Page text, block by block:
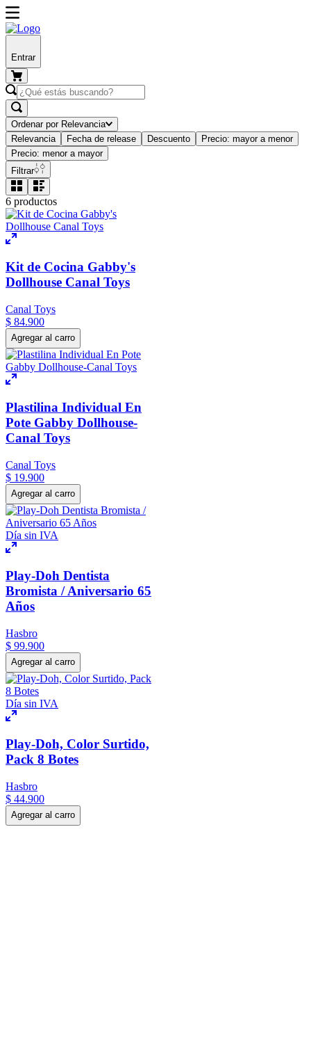
Entrar
Ordenar por Relevancia
Relevancia
Fecha de release Descuento
Precio: mayor a menor
Precio: menor a mayor
Filtrar
6 productos
Kit de Cocina Gabby's
Dollhouse Canal Toys
Canal Toys
$ 84.900
Agregar al carro
Plastilina Individual En
Pote Gabby Dollhouse-
Canal Toys
Canal Toys
$ 19.900
Agregar al carro
Día sin IVA
Play-Doh Dentista
Bromista / Aniversario 65
Años
Hasbro
$ 99.900
Agregar al carro
Día sin IVA
Play-Doh, Color Surtido,
Pack 8 Botes
Hasbro
$ 44.900
Agregar al carro